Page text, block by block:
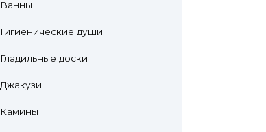
Ванны
Гигиенические души
Гладильные доски
Джакузи
Камины